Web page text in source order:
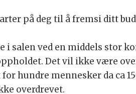
på deg til å fremsi ditt
i salen ved en middels stor
Det vil ikke være
hundre mennesker da ca
overdrevet.